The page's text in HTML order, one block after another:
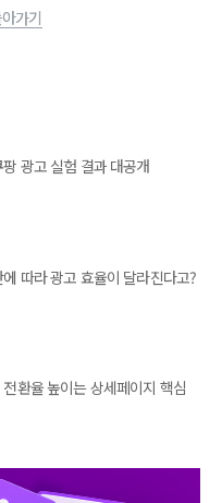
가기
광고 실험 결과 대공개
따라 광고 효율이 달라진다고?
환율 높이는 상세페이지 핵심